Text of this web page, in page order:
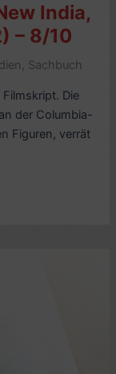
India,
– 8/10
, Sachbuch
Die
der Columbia-
Figuren, verrät